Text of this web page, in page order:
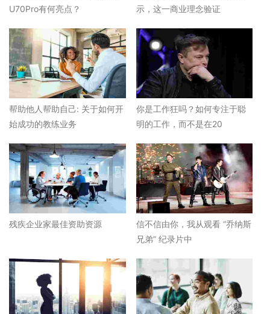
U70Pro有何亮点？
示，这一商业理念验证
帮助他人帮助自己: 关于如何开
始成功的教练业务
你是工作狂吗？如何专注于聪
明的工作，而不是在20
残疾企业家最佳资助资源
信不信由你，我从观看 “乔纳斯
兄弟” 纪录片中